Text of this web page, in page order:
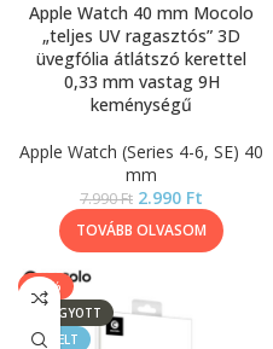
Apple Watch 40 mm Mocolo
„teljes UV ragasztós” 3D
üvegfólia átlátszó kerettel
0,33 mm vastag 9H
keménységű
Apple Watch (Series 4-6, SE) 40
mm
7.990Ft 2.990 Ft
TOVÁBB OLVASOM
-33%
ELFOGYOTT
KIEMELT